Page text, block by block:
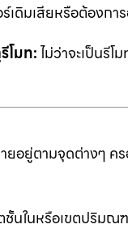
เดิมเสียหรือต้องก
โมท:ไม่ว่าจะเป็นรี
ายอยู่ตามจุดต่างๆ
ชั้นในหรือเขตปริมณ